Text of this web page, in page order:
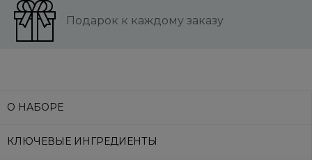
Подарок к каждому заказу
О НАБОРЕ
КЛЮЧЕВЫЕ ИНГРЕДИЕНТЫ